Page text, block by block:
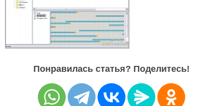
Понравилась статья? Поделитесь!